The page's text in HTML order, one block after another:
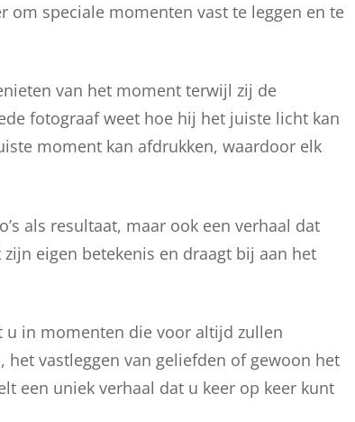
om speciale momenten vast te leggen en te
van het moment terwijl zij de
fotograaf weet hoe hij het juiste licht kan
moment kan afdrukken, waardoor elk
als resultaat, maar ook een verhaal dat
eigen betekenis en draagt bij aan het
u in momenten die voor altijd zullen
vastleggen van geliefden of gewoon het
een uniek verhaal dat u keer op keer kunt